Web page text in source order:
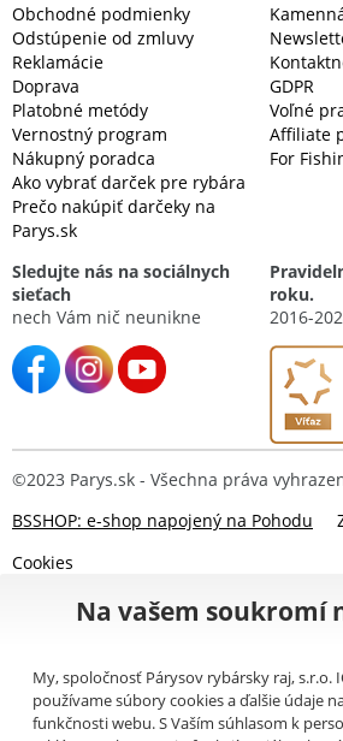
Obchodné podmienky
Odstúpenie od zmluvy
Reklamácie
Doprava
Platobné metódy
Vernostný program
Nákupný poradca
Ako vybrať darček pre rybára
Prečo nakúpiť darčeky na
Parys.sk
GDPR
Voľné
Affiliate
For
Sledujte nás na sociálnych
sieťach
nech Vám nič neunikne
roku.
2016-
©2023 Parys.sk - Všechna práva
BSSHOP: e-shop napojený na Pohodu
Cookies
Na vašem soukromí
My, spoločnosť Párysov rybársky raj, s.r.o.
používame súbory cookies a ďalšie údaje
funkčnosti webu. S Vaším súhlasom k